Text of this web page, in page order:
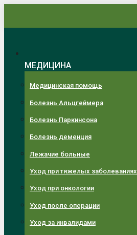
МЕДИЦИНА
Медицинская помощь
Болезнь Альцгеймера
Болезнь Паркинсона
Болезнь деменция
Лежачие больные
Уход при тяжелых заболеваниях
Уход при онкологии
Уход после операции
Уход за инвалидами